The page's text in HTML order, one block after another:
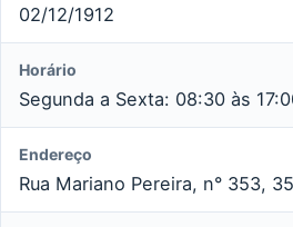
02/12/1912
Horário
Segunda a Sexta: 08:30 às
Endereço
Rua Mariano Pereira, n° 353,